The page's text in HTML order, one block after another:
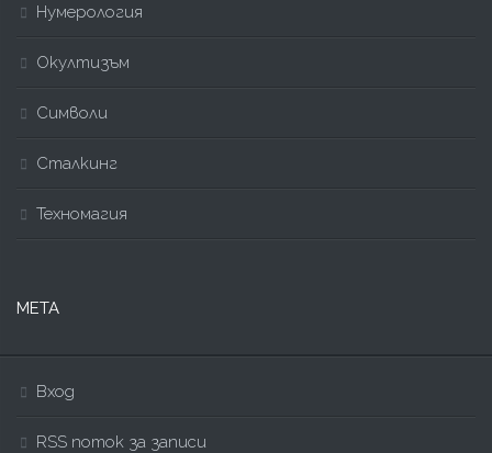
Нумерология
Окултизъм
Символи
Сталкинг
Техномагия
МЕТА
Вход
RSS поток за записи